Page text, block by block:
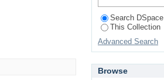
Search DSpace
This Collection
Advanced Search
Browse